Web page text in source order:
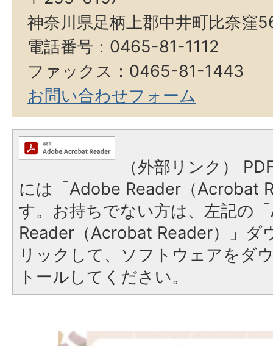
神奈川県足柄上郡中井町比奈窪
電話番号：0465-81-1112
ファックス：0465-81-1443
お問い合わせフォーム
（外部リンク）
には「Adobe Reader（Acrobat
す。お持ちでない方は、左記の
Reader（Acrobat Reader）」ダ
リックして、ソフトウェアをダ
トールしてください。